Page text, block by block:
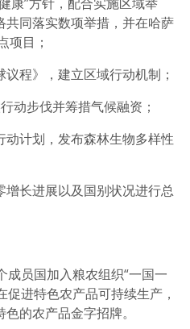
同落实数项举措，并在哈萨
项目；
程》，建立区域行动机制；
动步伐并筹措气候融资；
计划，发布森林生物多样性
长进展以及国别状况进行总
员国加入粮农组织“一国一
促进特色农产品可持续生产，
的农产品金字招牌。